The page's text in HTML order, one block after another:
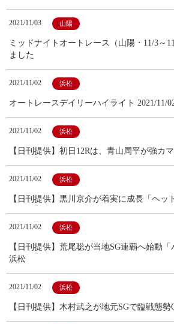
2021/11/03 山陽
ミッドナイトオートレース（山陽・11/3～
ました
2021/11/02 浜松
オートレースデイリーハイライト 2021/11/
2021/11/02 浜松
【日刊提供】初日12Rは、青山周平が強カ
2021/11/02 浜松
【日刊提供】黒川京介が着実に成長「ヘッ
2021/11/02 浜松
【日刊提供】荒尾聡が当地SG連覇へ始動
浜松
2021/11/02 浜松
【日刊提供】木村武之が地元SGで臨戦態